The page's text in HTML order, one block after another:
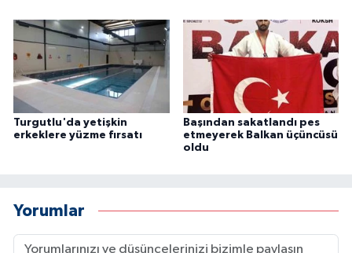
Turgutlu'da yetişkin
erkeklere yüzme fırsatı
Başından sakatlandı pes
etmeyerek Balkan üçüncüsü
oldu
Yorumlar